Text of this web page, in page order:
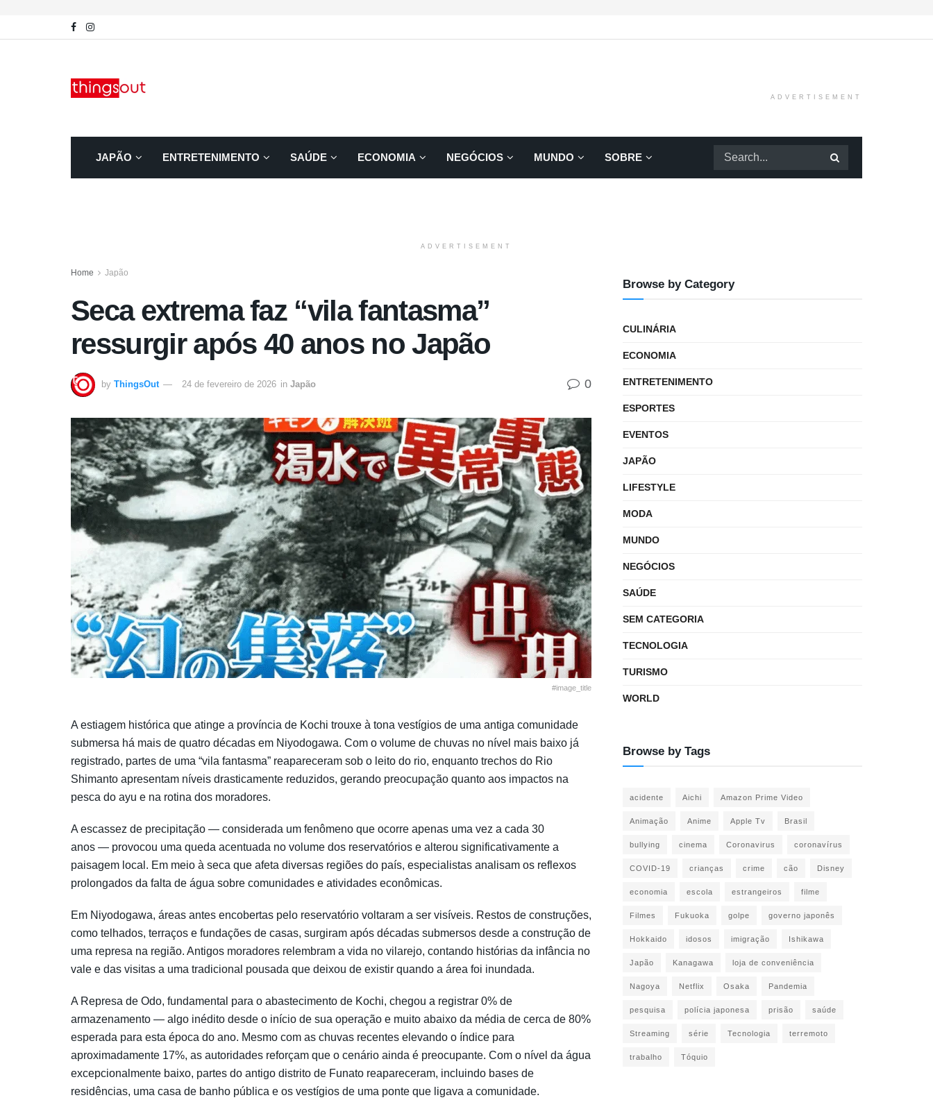
ADVERTISEMENT
JAPÃO ENTRETENIMENTO SAÚDE ECONOMIA NEGÓCIOS MUNDO SOBRE
ADVERTISEMENT
Home Japão
Seca extrema faz “vila fantasma”
ressurgir após 40 anos no Japão
by ThingsOut 24 de fevereiro de 2026 in Japão 0
#image_title
A estiagem histórica que atinge a província de Kochi trouxe à tona vestígios de uma antiga comunidade
submersa há mais de quatro décadas em Niyodogawa. Com o volume de chuvas no nível mais baixo já
registrado, partes de uma “vila fantasma” reapareceram sob o leito do rio, enquanto trechos do Rio
Shimanto apresentam níveis drasticamente reduzidos, gerando preocupação quanto aos impactos na
pesca do ayu e na rotina dos moradores.
A escassez de precipitação — considerada um fenômeno que ocorre apenas uma vez a cada 30
anos — provocou uma queda acentuada no volume dos reservatórios e alterou significativamente a
paisagem local. Em meio à seca que afeta diversas regiões do país, especialistas analisam os reflexos
prolongados da falta de água sobre comunidades e atividades econômicas.
Em Niyodogawa, áreas antes encobertas pelo reservatório voltaram a ser visíveis. Restos de construções,
como telhados, terraços e fundações de casas, surgiram após décadas submersos desde a construção de
uma represa na região. Antigos moradores relembram a vida no vilarejo, contando histórias da infância no
vale e das visitas a uma tradicional pousada que deixou de existir quando a área foi inundada.
A Represa de Odo, fundamental para o abastecimento de Kochi, chegou a registrar 0% de
armazenamento — algo inédito desde o início de sua operação e muito abaixo da média de cerca de 80%
esperada para esta época do ano. Mesmo com as chuvas recentes elevando o índice para
aproximadamente 17%, as autoridades reforçam que o cenário ainda é preocupante. Com o nível da água
excepcionalmente baixo, partes do antigo distrito de Funato reapareceram, incluindo bases de
residências, uma casa de banho pública e os vestígios de uma ponte que ligava a comunidade.
Browse by Category
CULINÁRIA
ECONOMIA
ENTRETENIMENTO
ESPORTES
EVENTOS
JAPÃO
LIFESTYLE
MODA
MUNDO
NEGÓCIOS
SAÚDE
SEM CATEGORIA
TECNOLOGIA
TURISMO
WORLD
Browse by Tags
acidente Aichi Amazon Prime Video
Animação Anime Apple Tv Brasil
bullying cinema Coronavirus coronavírus
COVID-19 crianças crime cão Disney
economia escola estrangeiros filme
Filmes Fukuoka golpe governo japonês
Hokkaido idosos imigração Ishikawa
Japão Kanagawa loja de conveniência
Nagoya Netflix Osaka Pandemia
pesquisa polícia japonesa prisão saúde
Streaming série Tecnologia terremoto
trabalho Tóquio